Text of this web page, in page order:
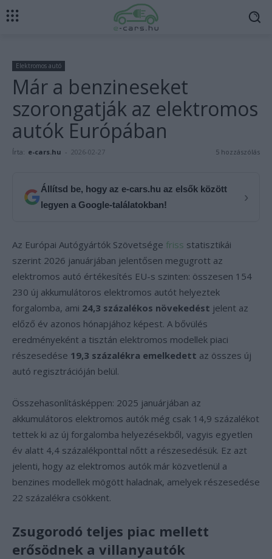
Elektromos autó
Már a benzineseket
szorongatják az elektromos
autók Európában
Írta: e-cars.hu - 2026-02-27 5 hozzászólás
Állítsd be, hogy az e-cars.hu az elsők között
legyen a Google-találatokban!
›
Az Európai Autógyártók Szövetsége friss statisztikái
szerint 2026 januárjában jelentősen megugrott az
elektromos autó értékesítés EU-s szinten: összesen 154
230 új akkumulátoros elektromos autót helyeztek
forgalomba, ami 24,3 százalékos növekedést jelent az
előző év azonos hónapjához képest. A bővülés
eredményeként a tisztán elektromos modellek piaci
részesedése 19,3 százalékra emelkedett az összes új
autó regisztrációján belül.
Összehasonlításképpen: 2025 januárjában az
akkumulátoros elektromos autók még csak 14,9 százalékot
tettek ki az új forgalomba helyezésekből, vagyis egyetlen
év alatt 4,4 százalékponttal nőtt a részesedésük. Ez azt
jelenti, hogy az elektromos autók már közvetlenül a
benzines modellek mögött haladnak, amelyek részesedése
22 százalékra csökkent.
Zsugorodó teljes piac mellett
erősödnek a villanyautók